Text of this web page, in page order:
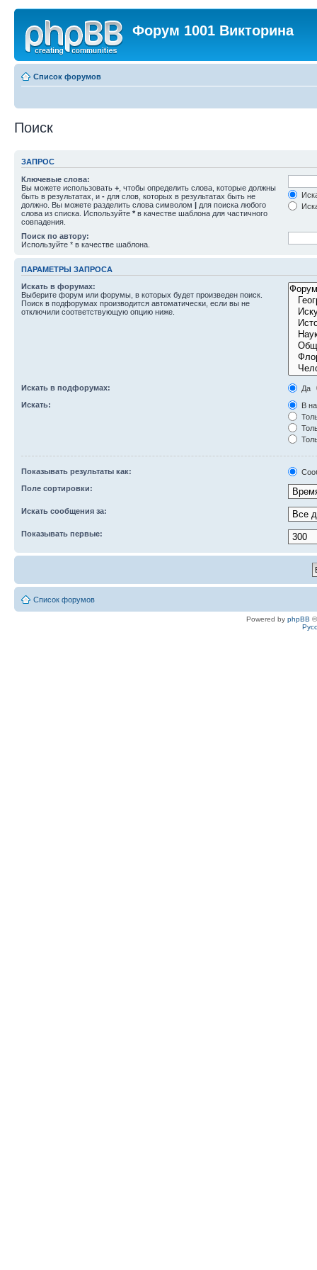
Форум 1001 Викторина
Список форумов
Поиск
ЗАПРОС
Ключевые слова:
Вы можете использовать + , чтобы определить слова, которые должны
быть в результатах, и - для слов, которых в результатах быть не
должно. Вы можете разделить слова символом | для поиска любого
слова из списка. Используйте * в качестве шаблона для частичного
совпадения.
Поиск по автору:
Используйте * в качестве шаблона.
ПАРАМЕТРЫ ЗАПРОСА
Искать в форумах:
Выберите форум или форумы, в которых будет произведен поиск.
Поиск в подфорумах производится автоматически, если вы не
отключили соответствующую опцию ниже.
Искать в подфорумах:
Да
Искать:
В
Показывать результаты как:
Поле сортировки:
Искать сообщения за:
Показывать первые:
Список форумов
Powered by phpBB